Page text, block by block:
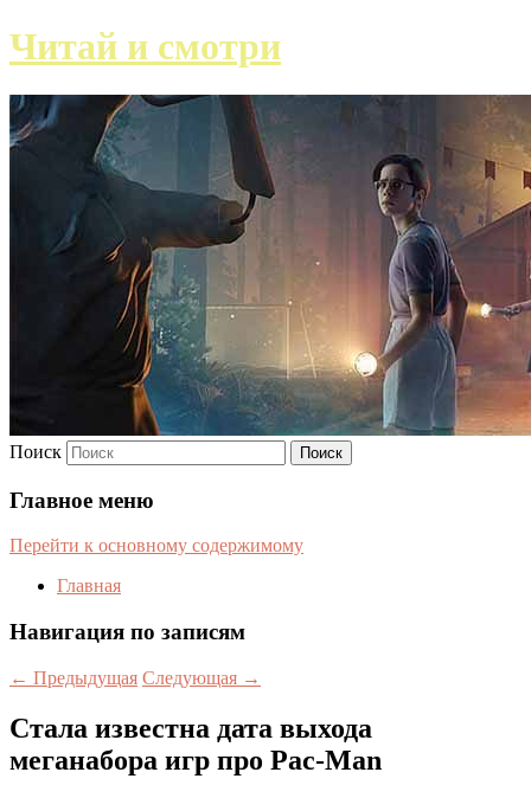
Читай и смотри
Поиск
Главное меню
Перейти к основному содержимому
Главная
Навигация по записям
← Предыдущая Следующая →
Стала известна дата выхода
меганабора игр про Pac-Man